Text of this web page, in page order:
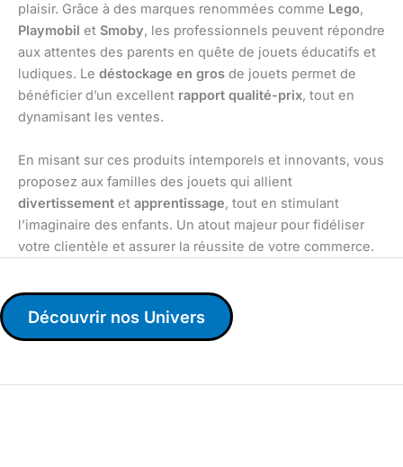
plaisir. Grâce à des marques renommées comme Lego,
Playmobil et Smoby, les professionnels peuvent répondre
aux attentes des parents en quête de jouets éducatifs et
ludiques. Le déstockage en gros de jouets permet de
bénéficier d’un excellent rapport qualité-prix, tout en
dynamisant les ventes.
En misant sur ces produits intemporels et innovants, vous
proposez aux familles des jouets qui allient
divertissement et apprentissage, tout en stimulant
l’imaginaire des enfants. Un atout majeur pour fidéliser
votre clientèle et assurer la réussite de votre commerce.
Découvrir nos Univers